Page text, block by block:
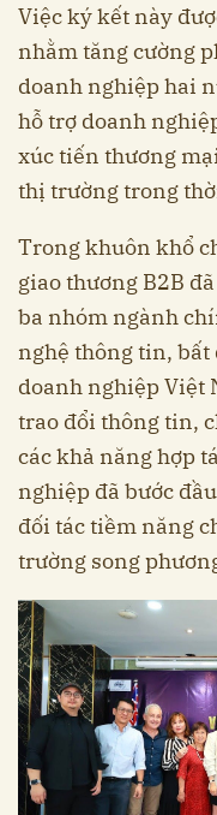
Việc ký kết này
nhằm tăng cường
doanh nghiệp hai
hỗ trợ doanh
xúc tiến thương
thị trường trong
Trong khuôn khổ
giao thương B2B
ba nhóm ngành
nghệ thông tin, bất
doanh nghiệp Việt
trao đổi thông tin,
các khả năng hợp
nghiệp đã bước
đối tác tiềm năng
trường song